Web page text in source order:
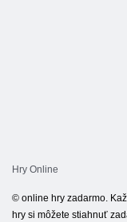
Hry Online
© online hry zadarmo.
hry si môžete stiahnuť